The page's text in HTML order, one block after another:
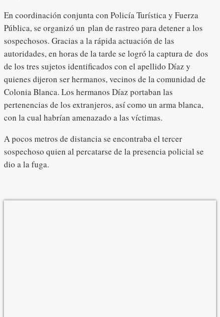
En coordinación conjunta con Policía Turística y Fuerza
Pública, se organizó un plan de rastreo para detener a los
sospechosos. Gracias a la rápida actuación de las
autoridades, en horas de la tarde se logró la captura de dos
de los tres sujetos identificados con el apellido Díaz y
quienes dijeron ser hermanos, vecinos de la comunidad de
Colonia Blanca. Los hermanos Díaz portaban las
pertenencias de los extranjeros, así como un arma blanca,
con la cual habrían amenazado a las víctimas.
A pocos metros de distancia se encontraba el tercer
sospechoso quien al percatarse de la presencia policial se
dio a la fuga.